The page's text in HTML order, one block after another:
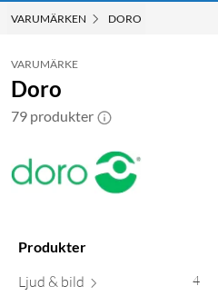
VARUMÄRKEN DORO
VARUMÄRKE
Doro
79 produkter
Produkter
Ljud & bild 4